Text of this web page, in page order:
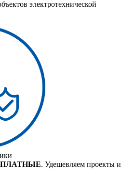
электротехнической
. Удешевляем проекты и